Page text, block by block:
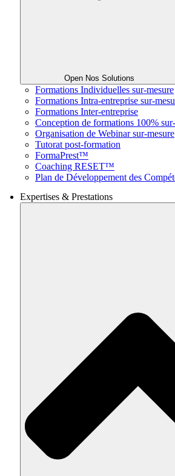
Open Nos Solutions
Formations Individuelles sur-mesure
Formations Intra-entreprise sur-
Formations Inter-entreprise
Conception de formations 100%
Organisation de Webinar sur-mesure
Tutorat post-formation
FormaPrest™
Coaching RESET™
Plan de Développement des
Expertises & Prestations